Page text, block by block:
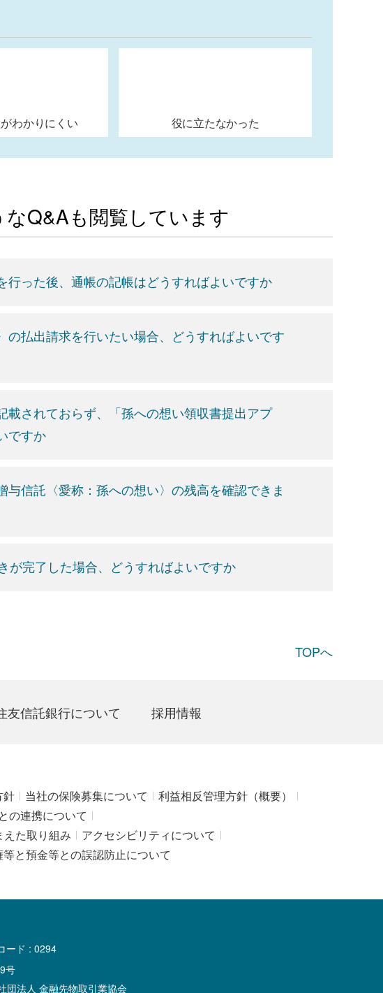
わかりにくい 役に立たなかった
Q&Aも閲覧しています
行った後、通帳の記帳はどうすればよいですか
払出請求を行いたい場合、どうすればよいです
されておらず、「孫への想い領収書提出アプ
ですか
与信託〈愛称：孫への想い〉の残高を確認できま
が完了した場合、どうすればよいですか
TOPへ
友信託銀行について 採用情報
針 当社の保険募集について
利益相反管理方針（概要）
の連携について
えた取り組み
アクセシビリティについて
と預金等との誤認防止について
ード : 0294
号
団法人 金融先物取引業協会